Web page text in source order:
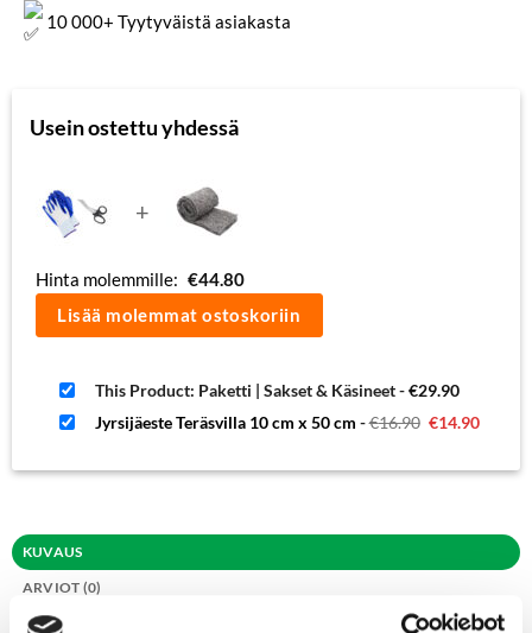
10 000+ Tyytyväistä asiakasta
Usein ostettu yhdessä
+
Hinta molemmille: €44.80
Lisää molemmat ostoskoriin
This Product: Paketti | Sakset & Käsineet-€29.90
Jyrsijäeste Teräsvilla 10 cm x 50 cm -€16.90 Alkuperäinen
hinta
€14.90
hinta
KUVAUS
ARVIOT (0)